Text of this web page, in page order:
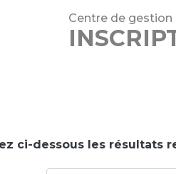
Centre de
ci-dessous les résultats